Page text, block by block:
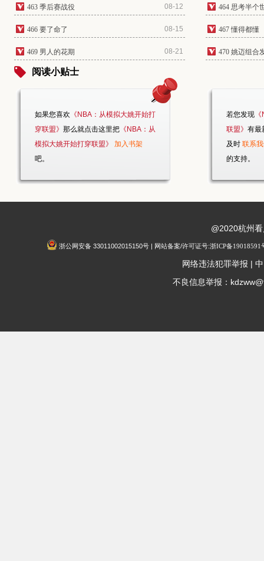
463 季后赛战役 08-12 464 思考半个
466 要了命了 08-15 467 懂得都懂
469 男人的花期 08-21 470 姚迈组合
阅读小贴士
如果您喜欢 《NBA：从模拟大姚开始打
穿联盟》 那么就点击这里把 《NBA：从
模拟大姚开始打穿联盟》
加入书架
吧。
若您发现
联盟》 有最
及时 联系
的支持。
@2020杭州
浙公网安备 33011002015150号 | 网站备案/许可证号:浙ICP备19018591
网络违法犯罪举报 |
不良信息举报：